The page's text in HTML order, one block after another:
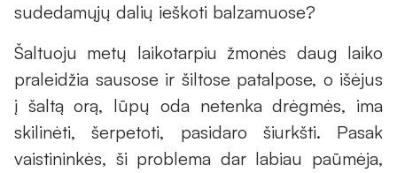
sudedamųjų dalių ieškoti balzamuose?
Šaltuoju metų laikotarpiu žmonės daug laiko
praleidžia sausose ir šiltose patalpose, o išėjus
į šaltą orą, lūpų oda netenka drėgmės, ima
skilinėti, šerpetoti, pasidaro šiurkšti. Pasak
vaistininkės, ši problema dar labiau paūmėja,